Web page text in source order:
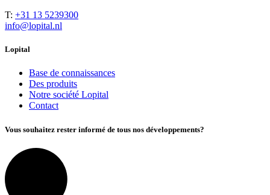
T: +31 13 5239300
info@lopital.nl
Lopital
Base de connaissances
Des produits
Notre société Lopital
Contact
Vous souhaitez rester informé de tous nos développements?